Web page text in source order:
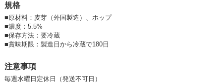
【発酵方法】ALE（エール）
【スタイル】ウィートエール
【色】淡色
【度数】5.5%
【苦味】★★☆☆☆
【香り】★★☆☆☆
【原材料】麦芽・ホップ
規格
■ 原材料：麦芽（外国製造）、ホップ
■濃度：5.5%
■保存方法：要冷蔵
■賞味期限：製造日から冷蔵で180日
注意事項
毎週水曜日定休日（発送不可日）